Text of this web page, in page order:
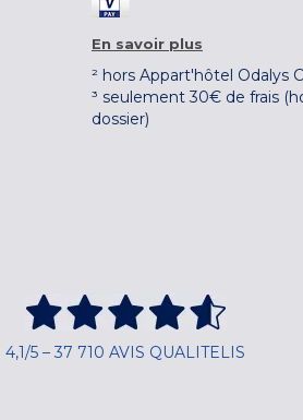
En savoir plus
² hors Appart'hôtel Odalys
³ seulement 30€ de frais
dossier)
4,1/5 – 37 710 AVIS QUALITELIS